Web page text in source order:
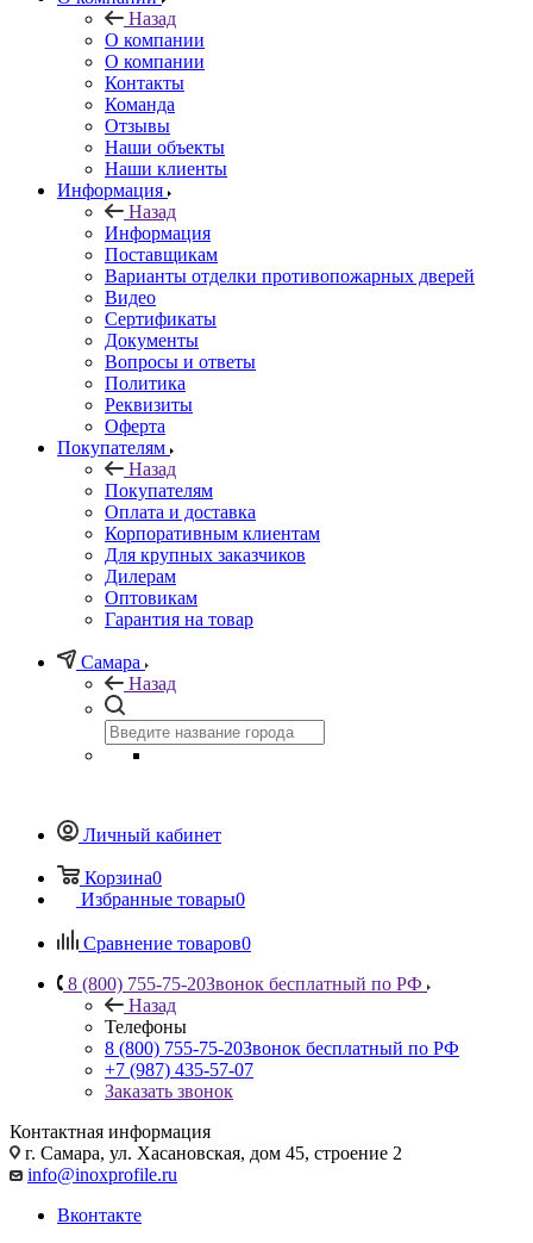
Назад
О компании
О компании
Контакты
Команда
Отзывы
Наши объекты
Наши клиенты
Информация
Назад
Информация
Поставщикам
Варианты отделки противопожарных дверей
Видео
Сертификаты
Документы
Вопросы и ответы
Политика
Реквизиты
Оферта
Покупателям
Назад
Покупателям
Оплата и доставка
Корпоративным клиентам
Для крупных заказчиков
Дилерам
Оптовикам
Гарантия на товар
Самара
Назад
Личный кабинет
Корзина0
Избранные товары0
Сравнение товаров0
8 (800) 755-75-20Звонок бесплатный по РФ
Назад
Телефоны
8 (800) 755-75-20Звонок бесплатный по РФ
+7 (987) 435-57-07
Заказать звонок
Контактная информация
г. Самара, ул. Хасановская, дом 45, строение 2
info@inoxprofile.ru
Вконтакте